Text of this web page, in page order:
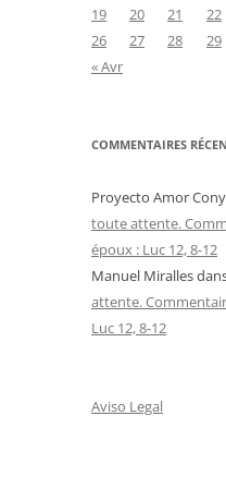
19
20 21 22
26
27 28 29
« Avr
COMMENTAIRES
Proyecto Amor
toute attente.
époux : Luc 12, 8-12
Manuel Miralles
attente.
Luc 12, 8-12
Aviso Legal